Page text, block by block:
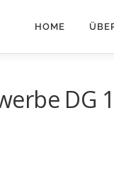
HOME
DG